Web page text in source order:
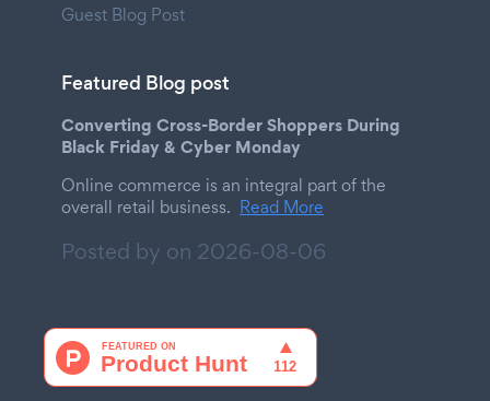
Guest Blog Post
Featured Blog post
Converting Cross-Border Shoppers During
Black Friday & Cyber Monday
Online commerce is an integral part of the
overall retail business. Read More
Posted by on 2026-08-06